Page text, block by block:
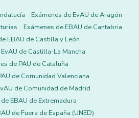
Exámenes de EvAU de Aragón
Exámenes de EBAU de Cantabria
EBAU de Castilla y León
de Castilla-La Mancha
de PAU de Cataluña
de Comunidad Valenciana
de Comunidad de Madrid
EBAU de Extremadura
de Fuera de España (UNED)